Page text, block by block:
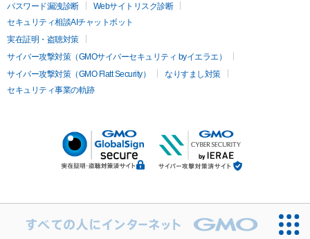
パスワード漏洩診断
Webサイトリスク診断
セキュリティ相談AIチャットボット
実在証明・盗聴対策
サイバー攻撃対策（GMOサイバーセキュリティ byイエラエ）
サイバー攻撃対策（GMO Flatt Security）
なりすまし対策
セキュリティ事業の軌跡